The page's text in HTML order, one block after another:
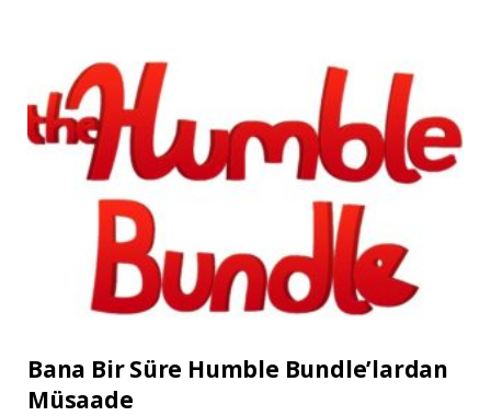
Bana Bir Süre Humble Bundle’lardan
Müsaade